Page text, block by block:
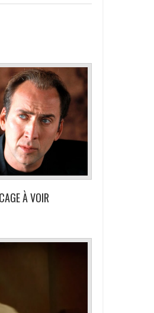
À VOIR